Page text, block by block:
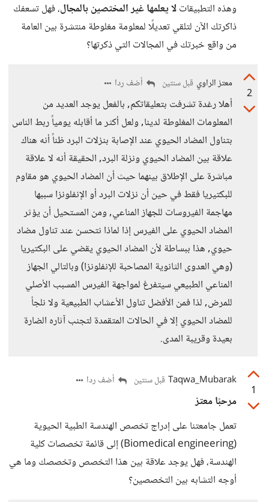
وهذه التطبيقاتلا يعلمها غير المختصين بالمجال، فهل تسعفك
ذاكرتك الآن لتلقي تعديلًا لمعلومة مغلوطة منتشرة بين العامة
من واقع خبرتك في المجالات التي ذكرتها؟
2
معتز الراوي قبل سنتين أضف ردا
أهلا رغدة تشرفت بتعليقاتكم, بالفعل يوجد العديد من
المعلومات المغلوطة لدينا, ولعل أكثر ما أقابله يومياً ربط الناس
بتناول المضاد الحيوي عند الإصابة بنزلات البرد ظناً أنه هناك
علاقة بين المضاد الحيوي ونزلة البرد, الحقيقة أنه لا علاقة
مباشرة على الإطلاق بينهما حيث أن المضاد الحيوي هو مقاوم
للبكتيريا فقط في حين أن نزلات البرد أو الإنفلونزا سببها
مهاجمة الفيروسات للجهاز المناعي, ومن المستحيل أن يؤثر
المضاد الحيوي على الفيرس إذا لماذا نتحسن عند تناول مضاد
حيوي, هذا ببساطة لأن المضاد الحيوي يقضي على البكتيريا
(وهي العدوى الثانوية المصاحبة للإنفلونزا) وبالتالي الجهاز
المناعي الطبيعي سيتفرغ لمواجهة الفيرس المسبب الأصلي
للمرض, لذا فمن الأفضل تناول الأعشاب الطبيعية ولا نلجأ
للمضاد الحيوي إلا في الحالات المتقمدة لتجنب آثاره الضارة
بعيدة وقريبة المدى.
1
Taqwa_Mubarak قبل سنتين أضف ردا
مرحبًا معتز
تعمل جامعتنا على إدراج تخصص الهندسة الطبية الحيوية
(Biomedical engineering) إلى قائمة تخصصات كلية
الهندسة، فهل يوجد علاقة بين هذا التخصص وتخصصك وما هي
أوجه التشابه بين التخصصين؟